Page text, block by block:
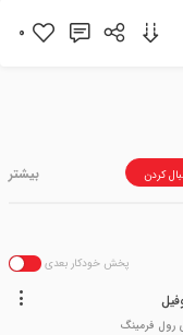
0
کردن
پخش خودکار بعدی
رول فرمینگ